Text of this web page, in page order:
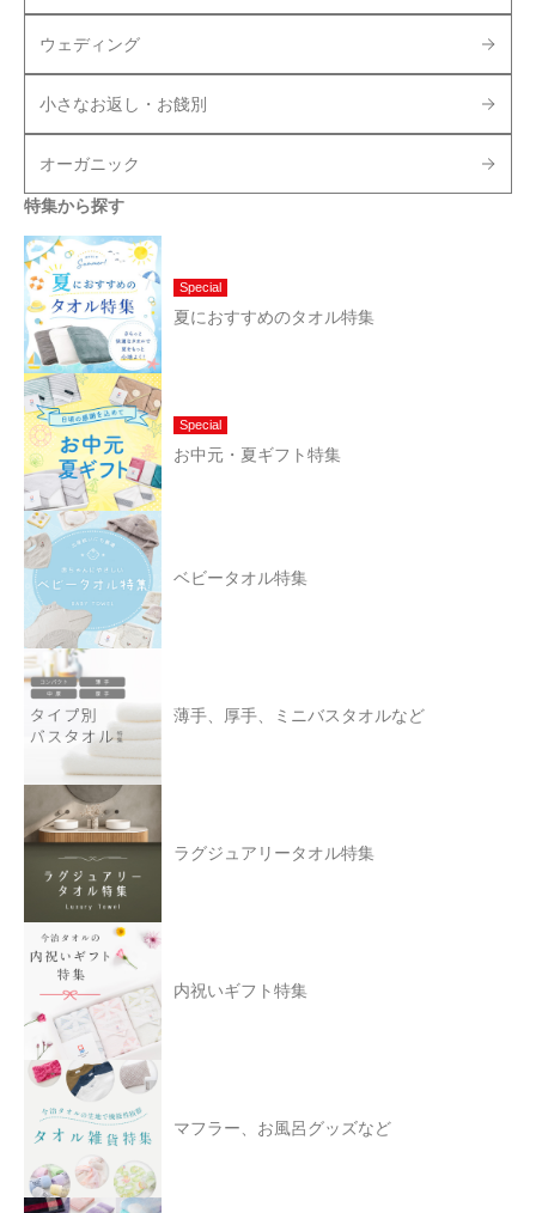
ウェディング
小さなお返し・お餞別
オーガニック
特集から探す
Special
夏におすすめのタオル特集
Special
お中元・夏ギフト特集
ベビータオル特集
薄手、厚手、ミニバスタオルなど
ラグジュアリータオル特集
内祝いギフト特集
マフラー、お風呂グッズなど